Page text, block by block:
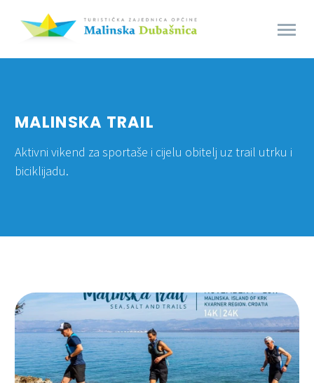
MALINSKA TRAIL
Aktivni vikend za sportaše i cijelu obitelj uz trail utrku i
biciklijadu.